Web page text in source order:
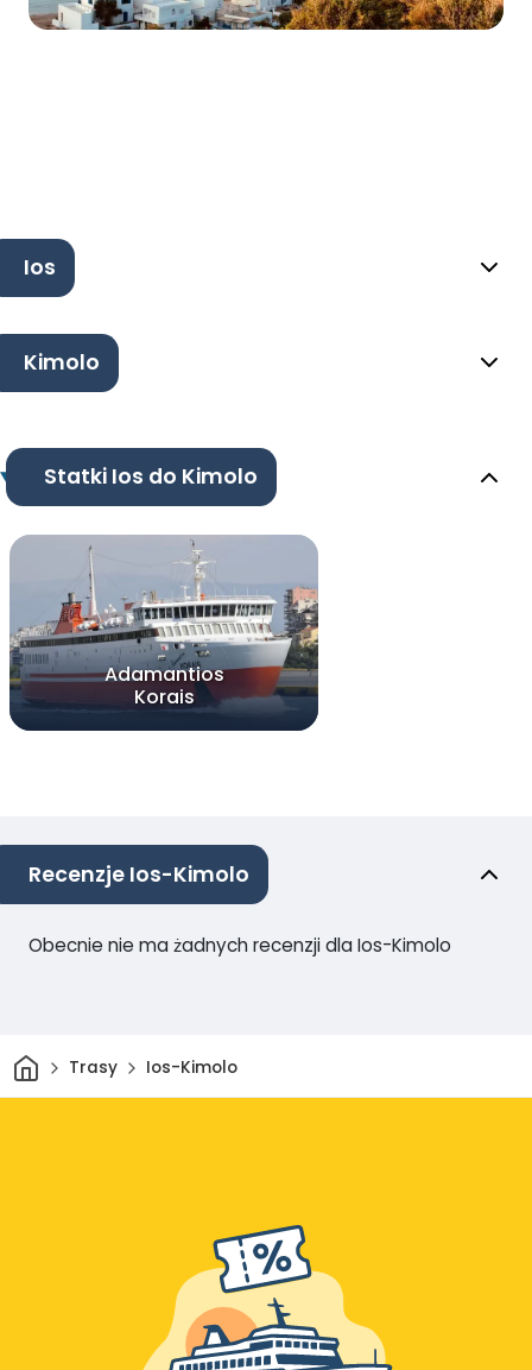
Ios
Kimolo
Statki Ios do Kimolo
Adamantios
Korais
Recenzje Ios-Kimolo
Obecnie nie ma żadnych recenzji dla Ios-Kimolo
DomTrasy Ios-Kimolo